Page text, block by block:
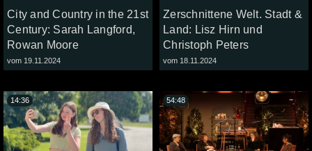
City and Country in the 21st
Century: Sarah Langford,
Rowan Moore
vom 19.11.2024
Zerschnittene Welt. Stadt &
Land: Lisz Hirn und
Christoph Peters
vom 18.11.2024
14:36 54:48